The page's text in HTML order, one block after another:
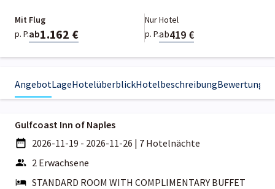
Mit Flug
p. P.ab1.162 €
Nur Hotel
p. P.ab419 €
AngebotLageHotelüberblickHotelbeschreibungBewertungen
Gulfcoast Inn of Naples
2026-11-19 - 2026-11-26 | 7 Hotelnächte
2 Erwachsene
STANDARD ROOM WITH COMPLIMENTARY BUFFET